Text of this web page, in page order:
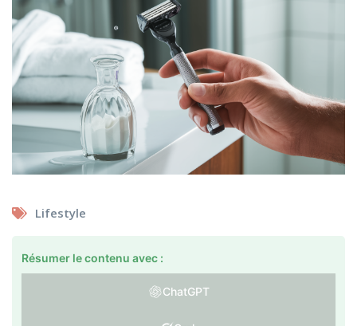
Lifestyle
Résumer le contenu avec :
ChatGPT